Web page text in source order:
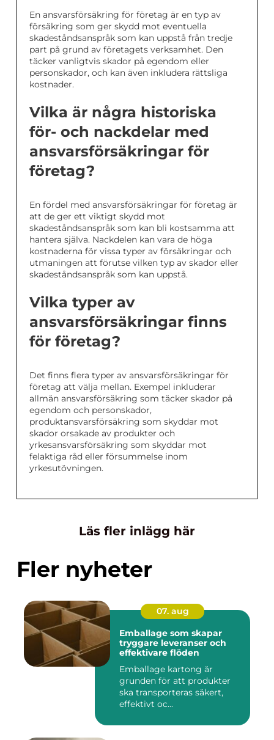
En ansvarsförsäkring för företag är en typ av
försäkring som ger skydd mot eventuella
skadeståndsanspråk som kan uppstå från tredje
part på grund av företagets verksamhet. Den
täcker vanligtvis skador på egendom eller
personskador, och kan även inkludera rättsliga
kostnader.
Vilka är några historiska
för- och nackdelar med
ansvarsförsäkringar för
företag?
En fördel med ansvarsförsäkringar för företag är
att de ger ett viktigt skydd mot
skadeståndsanspråk som kan bli kostsamma att
hantera själva. Nackdelen kan vara de höga
kostnaderna för vissa typer av försäkringar och
utmaningen att förutse vilken typ av skador eller
skadeståndsanspråk som kan uppstå.
Vilka typer av
ansvarsförsäkringar finns
för företag?
Det finns flera typer av ansvarsförsäkringar för
företag att välja mellan. Exempel inkluderar
allmän ansvarsförsäkring som täcker skador på
egendom och personskador,
produktansvarsförsäkring som skyddar mot
skador orsakade av produkter och
yrkesansvarsförsäkring som skyddar mot
felaktiga råd eller försummelse inom
yrkesutövningen.
Läs fler inlägg här
Fler nyheter
07. aug
Emballage som skapar
tryggare leveranser och
effektivare flöden
Emballage kartong är
grunden för att produkter
ska transporteras säkert,
effektivt oc...